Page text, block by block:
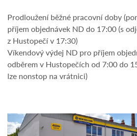
Prodloužení běžné pracovní doby
příjem objednávek ND do 17:00 (s
z Hustopečí v 17:30)
Víkendový výdej ND pro příjem
odběrem v Hustopečích od 7:00 do
lze nonstop na vrátnici)